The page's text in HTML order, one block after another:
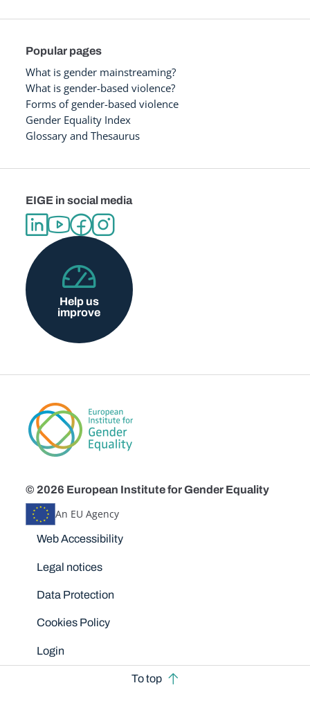
Popular pages
What is gender mainstreaming?
What is gender-based violence?
Forms of gender-based violence
Gender Equality Index
Glossary and Thesaurus
EIGE in social media
Help us
improve
© 2026 European Institute for Gender Equality
An EU Agency
Disclaimers
Web Accessibility
Legal notices
Data Protection
Cookies Policy
Login
To top